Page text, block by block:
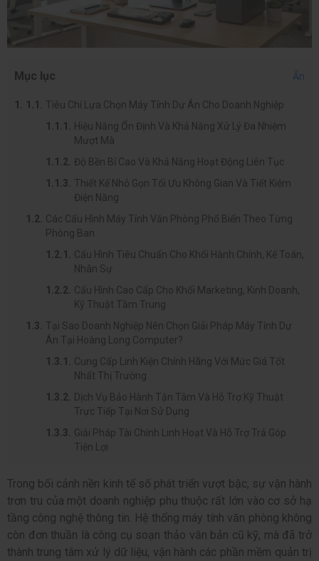
Mục lục Ẩn
Tiêu Chí Lựa Chọn Máy Tính Dự Án Cho Doanh Nghiệp
Hiệu Năng Ổn Định Và Khả Năng Xử Lý Đa Nhiệm
Mượt Mà
Độ Bền Bỉ Cao Và Khả Năng Hoạt Động Liên Tục
Thiết Kế Nhỏ Gọn Tối Ưu Không Gian Và Tiết Kiệm
Điện Năng
Các Cấu Hình Máy Tính Văn Phòng Phổ Biến Theo Từng
Phòng Ban
Cấu Hình Tiêu Chuẩn Cho Khối Hành Chính, Kế Toán,
Nhân Sự
Cấu Hình Cao Cấp Cho Khối Marketing, Kinh Doanh,
Kỹ Thuật Tầm Trung
Tại Sao Doanh Nghiệp Nên Chọn Giải Pháp Máy Tính Dự
Án Tại Hoàng Long Computer?
Cung Cấp Linh Kiện Chính Hãng Với Mức Giá Tốt
Nhất Thị Trường
Dịch Vụ Bảo Hành Tận Tâm Và Hỗ Trợ Kỹ Thuật
Trực Tiếp Tại Nơi Sử Dụng
Giải Pháp Tài Chính Linh Hoạt Và Hỗ Trợ Trả Góp
Tiện Lợi
Trong bối cảnh nền kinh tế số phát triển vượt bậc, sự vận hành
trơn tru của một doanh nghiệp phụ thuộc rất lớn vào cơ sở hạ
tầng công nghệ thông tin. Hệ thống máy tính văn phòng không
còn đơn thuần là công cụ soạn thảo văn bản cũ kỹ, mà đã trở
thành trung tâm xử lý dữ liệu, vận hành các phần mềm quản trị